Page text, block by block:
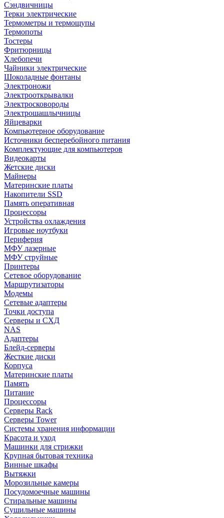
Сэндвичницы
Терки электрические
Термометры и термощупы
Термопоты
Тостеры
Фритюрницы
Хлебопечи
Чайники электрические
Шоколадные фонтаны
Электроножи
Электрооткрывалки
Электросковороды
Электрошашлычницы
Яйцеварки
Компьютерное оборудование
Источники бесперебойного питания
Комплектующие для компьютеров
Видеокарты
Жетские диски
Майнеры
Материнские платы
Накопители SSD
Память оперативная
Процессоры
Устройства охлаждения
Игровые ноутбуки
Периферия
МФУ лазерные
МФУ струйные
Принтеры
Сетевое оборудование
Маршрутизаторы
Модемы
Сетевые адаптеры
Точки доступа
Серверы и СХД
NAS
Адаптеры
Блейд-серверы
Жесткие диски
Корпуса
Материнские платы
Память
Питание
Процессоры
Серверы Rack
Серверы Tower
Системы хранения информации
Красота и уход
Машинки для стрижки
Крупная бытовая техника
Винные шкафы
Вытяжки
Морозильные камеры
Посудомоечные машины
Стиральные машины
Сушильные машины